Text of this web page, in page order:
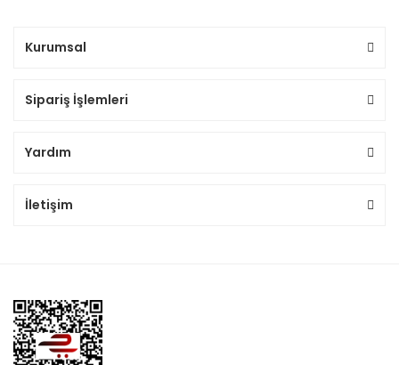
Kurumsal
Sipariş İşlemleri
Yardım
İletişim